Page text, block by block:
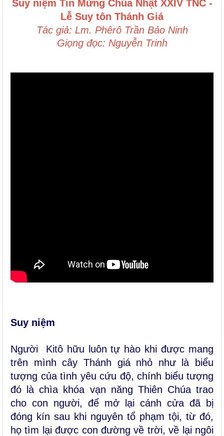
Suy niệm Tin Mừng Chúa Nhật XXIV TNC -
Lễ Suy tôn Thánh Giá
Tác giả: Lm. Phêrô Trần Bảo Ninh
Giọng đọc: Nguyễn Trinh
Suy niệm
Người Kitô hữu luôn tự hào khi được mang
trên mình cây Thánh giá nhỏ như là biểu
tượng của tình yêu cứu độ, chính biểu tượng
đó là chìa khóa vạn năng Thiên Chúa trao
cho con người, để mở lại cánh cửa đã bị
đóng kín sau khi nguyên tổ phạm tội, từ đó,
họ tìm lại được con đường về trời, về lại ngôi